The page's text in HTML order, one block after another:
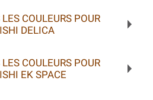
COULEURS POUR
DELICA
COULEURS POUR
EK SPACE